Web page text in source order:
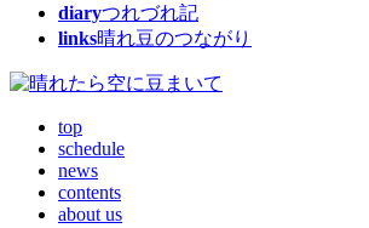
diaryつれづれ記
links晴れ豆のつながり
top
schedule
news
contents
about us